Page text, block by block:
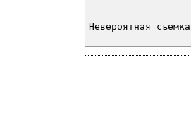
Невероятная